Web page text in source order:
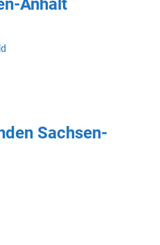
Anhalt
Sachsen-